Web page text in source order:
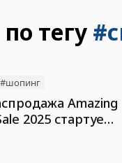
тегу
#шопинг
Amazing
2025 стартует